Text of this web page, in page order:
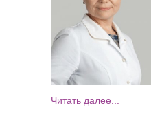
Читать далее...